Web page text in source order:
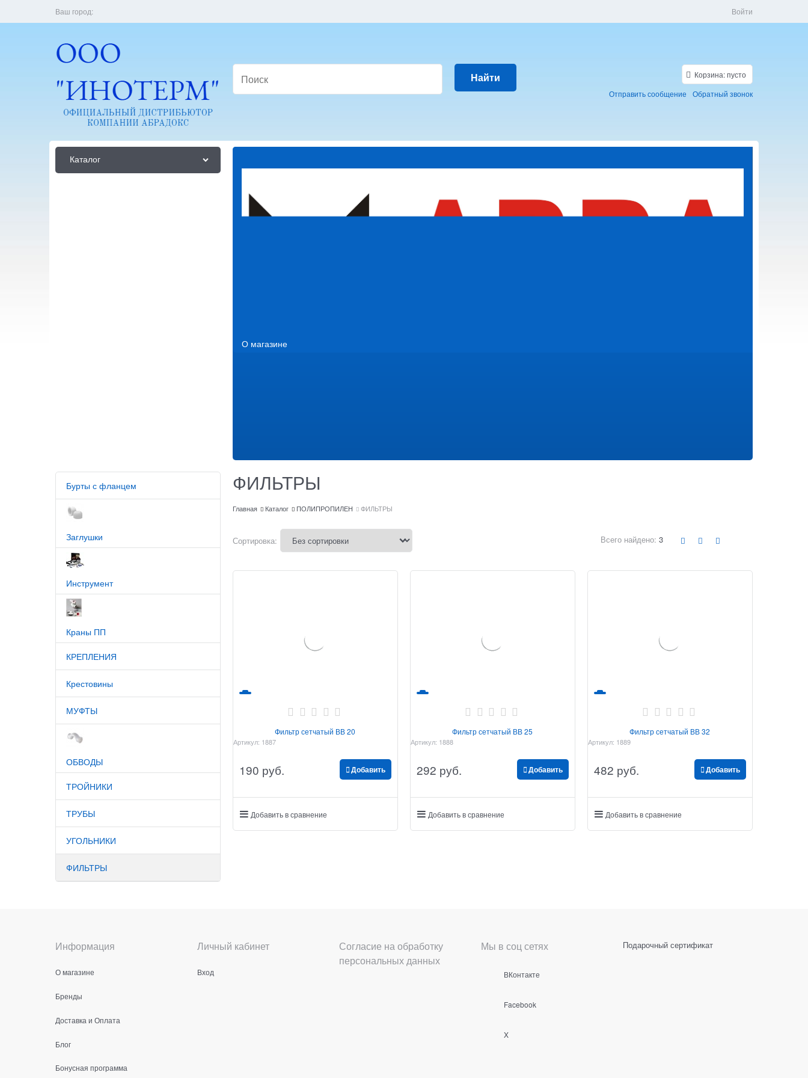
Ваш город: Войти
Найти Корзина:пусто
Отправить сообщение
Обратный звонок
Каталог
О магазине
Бурты с фланцем
Заглушки
Инструмент
Краны ПП
КРЕПЛЕНИЯ
Крестовины
МУФТЫ
ОБВОДЫ
ТРОЙНИКИ
ТРУБЫ
УГОЛЬНИКИ
ФИЛЬТРЫ
ФИЛЬТРЫ
Главная Каталог ПОЛИПРОПИЛЕН ФИЛЬТРЫ
Сортировка: Всего найдено: 3
Фильтр сетчатый ВВ 20
Артикул: 1887
190 руб. Добавить
Добавить в сравнение
Фильтр сетчатый ВВ 25
Артикул: 1888
292 руб. Добавить
Добавить в сравнение
Фильтр сетчатый ВВ 32
Артикул: 1889
482 руб. Добавить
Добавить в сравнение
Информация
О магазине
Бренды
Доставка и Оплата
Блог
Бонусная программа
Личный кабинет
Вход
Согласие на обработку
персональных данных
Мы в соц сетях
ВКонтакте
Facebook
X
Подарочный сертификат